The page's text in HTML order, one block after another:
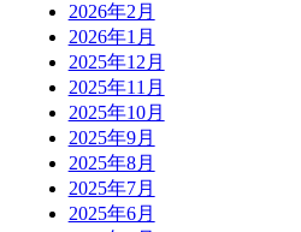
2026年2月
2026年1月
2025年12月
2025年11月
2025年10月
2025年9月
2025年8月
2025年7月
2025年6月